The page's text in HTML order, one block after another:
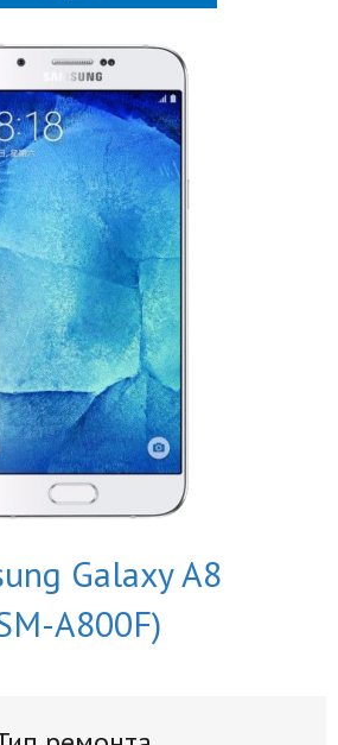
Galaxy A8
A800F)